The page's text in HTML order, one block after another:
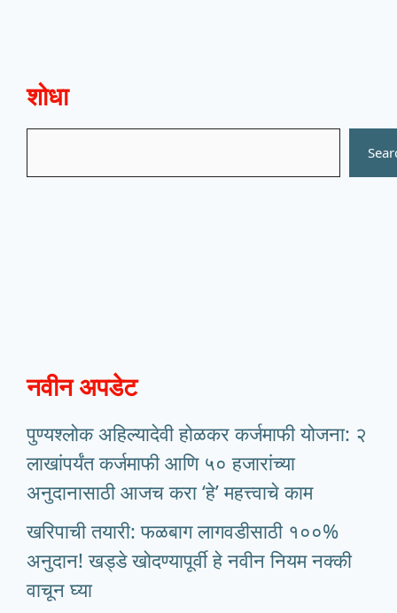
शोधा
नवीन अपडेट
पुण्यश्लोक अहिल्यादेवी होळकर कर्जमाफी योजना: २
लाखांपर्यंत कर्जमाफी आणि ५० हजारांच्या
अनुदानासाठी आजच करा ‘हे’ महत्त्वाचे काम
खरिपाची तयारी: फळबाग लागवडीसाठी १००%
अनुदान! खड्डे खोदण्यापूर्वी हे नवीन नियम नक्की
वाचून घ्या